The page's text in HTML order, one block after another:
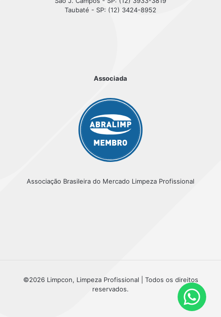
Taubaté - SP: (12) 3424-8952
Associada
Associação Brasileira do Mercado Limpeza Profissional
©2026 Limpcon, Limpeza Profissional | Todos os direitos
reservados.